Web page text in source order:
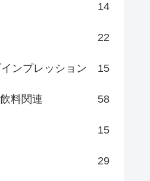
14
22
ンプレッション 15
料関連 58
15
29